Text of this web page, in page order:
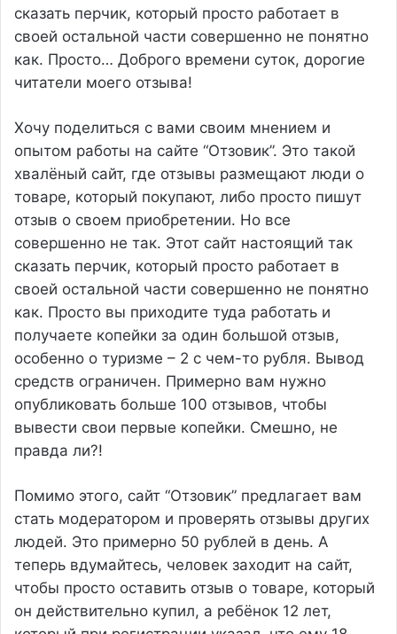
сказать перчик, который просто работает в
своей остальной части совершенно не понятно
как. Просто… Доброго времени суток, дорогие
читатели моего отзыва!
Хочу поделиться с вами своим мнением и
опытом работы на сайте “Отзовик”. Это такой
хвалёный сайт, где отзывы размещают люди о
товаре, который покупают, либо просто пишут
отзыв о своем приобретении. Но все
совершенно не так. Этот сайт настоящий так
сказать перчик, который просто работает в
своей остальной части совершенно не понятно
как. Просто вы приходите туда работать и
получаете копейки за один большой отзыв,
особенно о туризме – 2 с чем-то рубля. Вывод
средств ограничен. Примерно вам нужно
опубликовать больше 100 отзывов, чтобы
вывести свои первые копейки. Смешно, не
правда ли?!
Помимо этого, сайт “Отзовик” предлагает вам
стать модератором и проверять отзывы других
людей. Это примерно 50 рублей в день. А
теперь вдумайтесь, человек заходит на сайт,
чтобы просто оставить отзыв о товаре, который
он действительно купил, а ребёнок 12 лет,